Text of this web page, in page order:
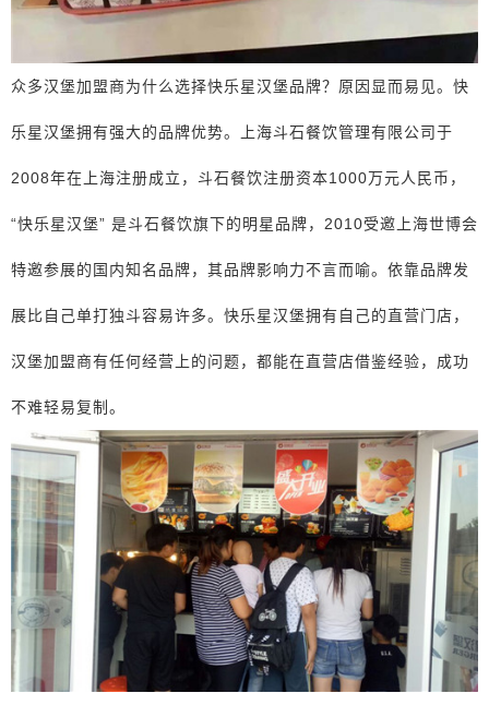
众多汉堡加盟商为什么选择快乐星汉堡品牌？原因显而易见。快
乐星汉堡拥有强大的品牌优势。上海斗石餐饮管理有限公司于
2008年在上海注册成立，斗石餐饮注册资本1000万元人民币，
“快乐星汉堡” 是斗石餐饮旗下的明星品牌，2010受邀上海世博会
特邀参展的国内知名品牌，其品牌影响力不言而喻。依靠品牌发
展比自己单打独斗容易许多。快乐星汉堡拥有自己的直营门店，
汉堡加盟商有任何经营上的问题，都能在直营店借鉴经验，成功
不难轻易复制。